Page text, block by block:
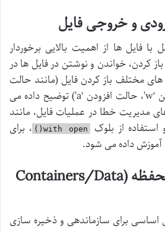
و خروجی فایل
با فایل ها از اهمیت بالایی برخوردار
کردن، خواندن و نوشتن در فایل ها در
های مختلف باز کردن فایل (مانند حالت
خواندن ‘r’، حالت نوشتن ‘w’، حالت افزودن ‘a’) توضیح داده می
مدیریت خطا در عملیات فایل، مانند
از بلوک with open()
، برای
آموزش داده می شود.
فصل سیزدهم: محفظه (Containers/Data
اساسی برای سازماندهی و ذخیره سازی